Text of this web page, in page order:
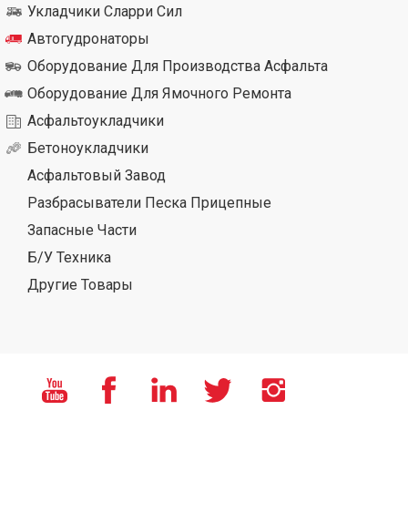
Укладчики Сларри Сил
Автогудронаторы
Оборудование Для Производства Асфальта
Оборудование Для Ямочного Ремонта
Асфальтоукладчики
Бетоноукладчики
Асфальтовый Завод
Разбрасыватели Песка Прицепные
Запасные Части
Б/У Техника
Другие Товары